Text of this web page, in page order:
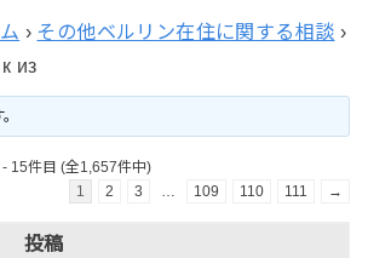
› その他ベルリン在住に関する相談 ›
из
15件目 (全1,657件中)
1
2 3 109 110 111 →
投稿